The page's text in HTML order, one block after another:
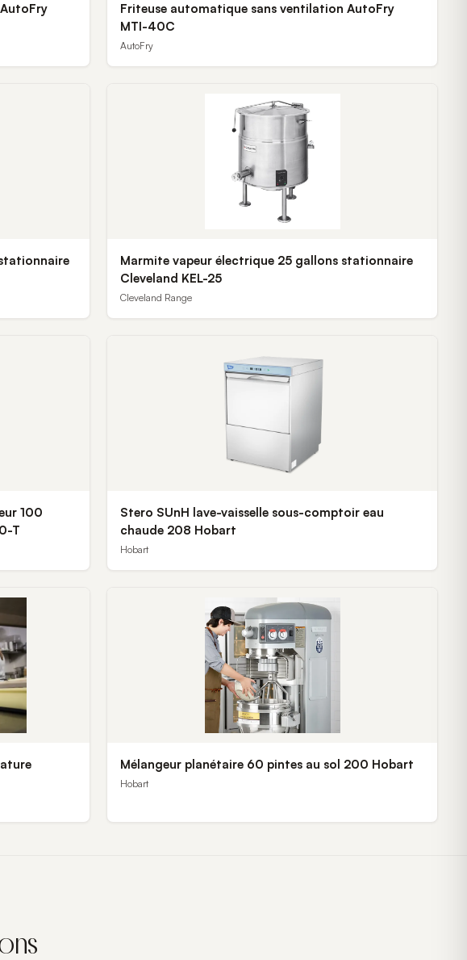
Friteuse automatique sans ventilation AutoFry
MTI-40C
AutoFry
Marmite vapeur électrique 25 gallons stationnaire
Cleveland KEL-25
Cleveland Range
100
T
Stero SUnH lave-vaisselle sous-comptoir eau
chaude 208 Hobart
Hobart
Mélangeur planétaire 60 pintes au sol 200 Hobart
Hobart